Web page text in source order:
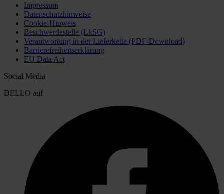
Impressum
Datenschutzhinweise
Cookie-Hinweis
Beschwerdestelle (LkSG)
Verantwortung in der Lieferkette (PDF-Download)
Barrierefreiheitserklärung
EU Data Act
Social Media
DELLO auf